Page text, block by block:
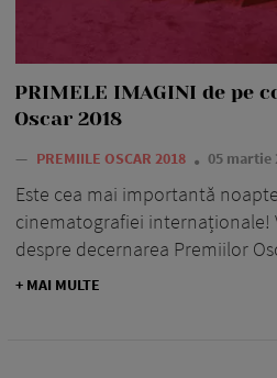
PRIMELE IMAGINI de pe
Oscar 2018
— PREMIILE OSCAR 2018 05 martie
Este cea mai importantă
cinematografiei internaționale!
despre decernarea Premiilor
+ MAI MULTE